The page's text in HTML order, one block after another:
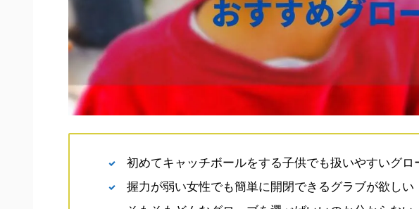
初めてキャッチボールをする子供でも扱いやすいグロ
握力が弱い女性でも簡単に開閉できるグラブが欲しい